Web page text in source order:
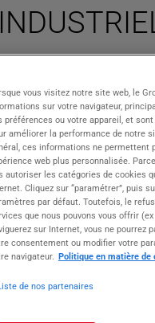
du groupe ATOLL, offre
pas des Verts et du
à l'image de St-
la production textile
:
F
vous visitez notre site web, le
sur votre navigateur,
préférences ou votre appareil, et
améliorer la performance de notre
ces informations ne permettent
web plus personnalisée.
autoriser les catégories de cookies
Cliquez sur “paramétrer”, puis
par défaut. Toutefois, le
que nous pouvons vous offrir
sur Internet, vous ne pourrez
consentement ou modifier votre
navigateur. Politique en matière de
de nos partenaires